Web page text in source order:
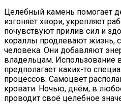
Целебный камень помогает
изгоняет хвори, укрепляет
почувствуют прилив сил и
кораллы продлевают жизнь,
человека. Они добавляют
владельцам. Использование
предполагает каких-то
процессов. Самоцвет
кровати. Ночью, днём, в
проводит своё целебное